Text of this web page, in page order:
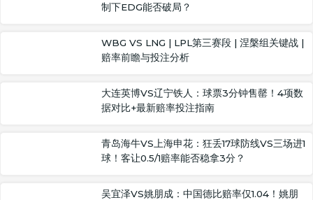
制下EDG能否破局？
WBG VS LNG | LPL第三赛段 | 涅槃组关键战 |
赔率前瞻与投注分析
大连英博VS辽宁铁人：球票3分钟售罄！4项数
据对比+最新赔率投注指南
青岛海牛VS上海申花：狂丢17球防线VS三场进1
球！客让0.5/1赔率能否稳拿3分？
吴宜泽VS姚朋成：中国德比赔率仅1.04！姚朋